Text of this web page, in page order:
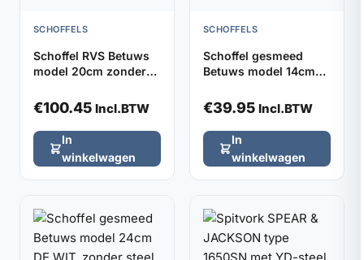
SCHOFFELS
Schoffel RVS Betuws
model 20cm zonder
€100.45 Incl.BTW
In
winkelwagen
SCHOFFELS
Schoffel gesmeed
Betuws model 14cm
€39.95 Incl.BTW
In
winkelwagen